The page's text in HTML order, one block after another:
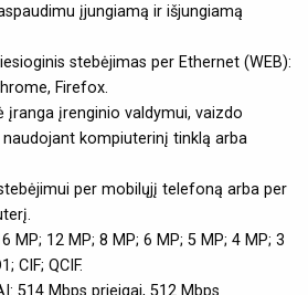
įjungiamą ir išjungiamą
stebėjimas per Ethernet (WEB):
Firefox.
įranga įrenginio valdymui, vaizdo
kompiuterinį tinklą arba
per mobilųjį telefoną arba per
MP; 12 MP; 8 MP; 6 MP; 5 MP; 4 MP; 3
CIF; QCIF.
514 Mbps prieigai, 512 Mbps